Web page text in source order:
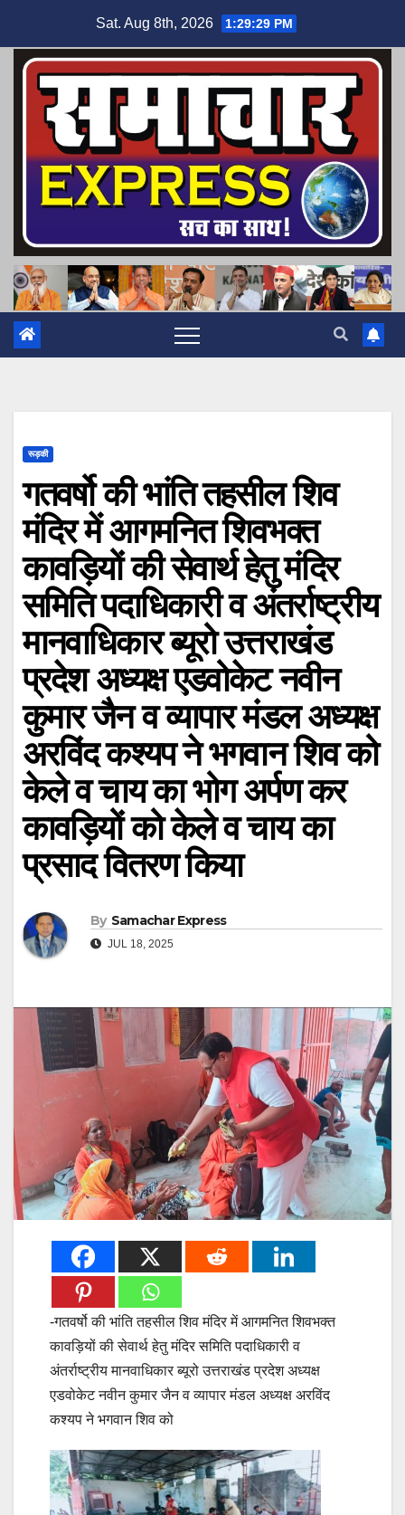
content
Sat. Aug 8th, 2026 1:29:30 PM
रूड़की
गतवर्षो की भांति तहसील शिव
मंदिर में आगमनित शिवभक्त
कावड़ियों की सेवार्थ हेतु मंदिर
समिति पदाधिकारी व अंतर्राष्ट्रीय
मानवाधिकार ब्यूरो उत्तराखंड
प्रदेश अध्यक्ष एडवोकेट नवीन
कुमार जैन व व्यापार मंडल अध्यक्ष
अरविंद कश्यप ने भगवान शिव को
केले व चाय का भोग अर्पण कर
कावड़ियों को केले व चाय का
प्रसाद वितरण किया
By Samachar Express
JUL 18, 2025
-गतवर्षो की भांति तहसील शिव मंदिर में आगमनित शिवभक्त
कावड़ियों की सेवार्थ हेतु मंदिर समिति पदाधिकारी व
अंतर्राष्ट्रीय मानवाधिकार ब्यूरो उत्तराखंड प्रदेश अध्यक्ष
एडवोकेट नवीन कुमार जैन व व्यापार मंडल अध्यक्ष अरविंद
कश्यप ने भगवान शिव को